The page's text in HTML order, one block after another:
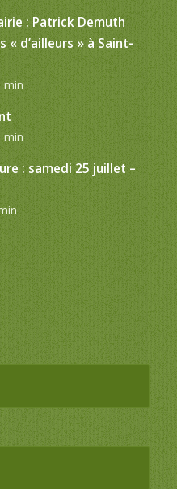
: Patrick Demuth
« d’ailleurs » à Saint-
min
min
: samedi 25 juillet –